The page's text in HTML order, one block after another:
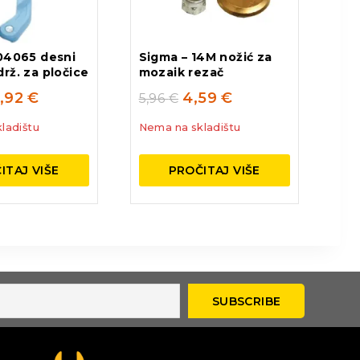
desni
za pločice
€
VIŠE
Sigma – 14M nožić za
mozaik rezač
5,96€ 4,59€
Nema na skladištu
PROČITAJ VIŠE